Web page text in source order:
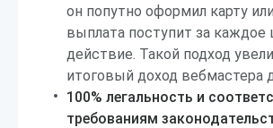
он попутно оформил карту
выплата поступит за каждое
действие. Такой подход
итоговый доход вебмастера
100% легальность и
требованиям